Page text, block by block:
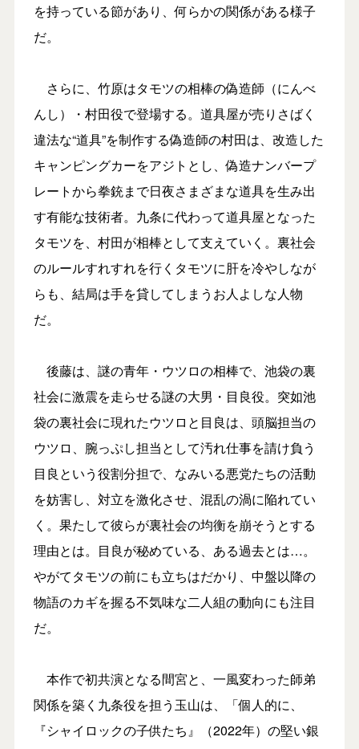
を持っている節があり、何らかの関係がある様子
だ。
さらに、竹原はタモツの相棒の偽造師（にんべ
んし）・村田役で登場する。道具屋が売りさばく
違法な“道具”を制作する偽造師の村田は、改造した
キャンピングカーをアジトとし、偽造ナンバープ
レートから拳銃まで日夜さまざまな道具を生み出
す有能な技術者。九条に代わって道具屋となった
タモツを、村田が相棒として支えていく。裏社会
のルールすれすれを行くタモツに肝を冷やしなが
らも、結局は手を貸してしまうお人よしな人物
だ。
後藤は、謎の青年・ウツロの相棒で、池袋の裏
社会に激震を走らせる謎の大男・目良役。突如池
袋の裏社会に現れたウツロと目良は、頭脳担当の
ウツロ、腕っぷし担当として汚れ仕事を請け負う
目良という役割分担で、なみいる悪党たちの活動
を妨害し、対立を激化させ、混乱の渦に陥れてい
く。果たして彼らが裏社会の均衡を崩そうとする
理由とは。目良が秘めている、ある過去とは…。
やがてタモツの前にも立ちはだかり、中盤以降の
物語のカギを握る不気味な二人組の動向にも注目
だ。
本作で初共演となる間宮と、一風変わった師弟
関係を築く九条役を担う玉山は、「個人的に、
『シャイロックの子供たち』（2022年）の堅い銀